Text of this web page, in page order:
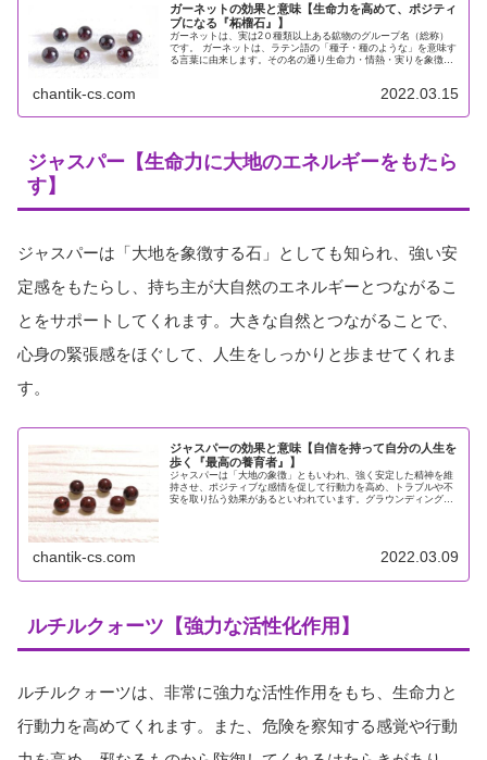
ガーネットの効果と意味【生命力を高めて、ポジティ
ブになる『柘榴石』】
ガーネットは、実は2０種類以上ある鉱物のグループ名（総称）
です。 ガーネットは、ラテン語の「種子・種のような」を意味す
る言葉に由来します。その名の通り生命力・情熱・実りを象徴し
chantik-cs.com 2022.03.15
ジャスパー【生命力に大地のエネルギーをもたら
す】
ジャスパーは「大地を象徴する石」としても知られ、強い安
定感をもたらし、持ち主が大自然のエネルギーとつながるこ
とをサポートしてくれます。大きな自然とつながることで、
心身の緊張感をほぐして、人生をしっかりと歩ませてくれま
す。
ジャスパーの効果と意味【自信を持って自分の人生を
歩く『最高の養育者』】
ジャスパーは「大地の象徴」ともいわれ、強く安定した精神を維
持させ、ポジティブな感情を促して行動力を高め、トラブルや不
安を取り払う効果があるといわれています。グラウンディング効
chantik-cs.com 2022.03.09
ルチルクォーツ【強力な活性化作用】
ルチルクォーツは、非常に強力な活性作用をもち、生命力と
行動力を高めてくれます。また、危険を察知する感覚や行動